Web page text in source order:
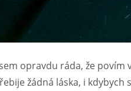
opravdu ráda, že povím
žádná láska, i kdybych